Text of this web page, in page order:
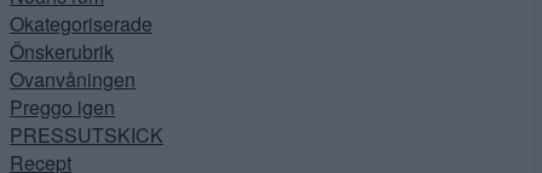
Okategoriserade
Önskerubrik
Ovanvåningen
Preggo igen
PRESSUTSKICK
Recept